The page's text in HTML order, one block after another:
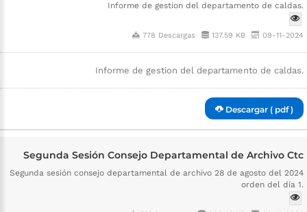
Informe de gestion del departamento de caldas.
778 Descargas 137.59 KB 09-11-2024
Informe de gestion del departamento de caldas.
Descargar ( pdf )
Segunda Sesión Consejo Departamental de Archivo Ctc
Segunda sesión consejo departamental de archivo 28 de agosto del 2024
orden del día 1.